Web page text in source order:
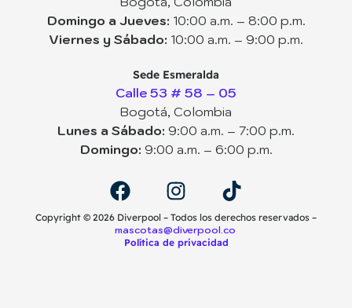
comportamiento
Colegio
Guardería por horas
Domingo a Jueves: 10:00 a.m. – 8:00 p.m.
Viernes y Sábado: 10:00 a.m. – 9:00 p.m.
Sede Esmeralda
Calle 53 # 58 – 05
Bogotá, Colombia
Lunes a Sábado: 9:00 a.m. – 7:00 p.m.
Domingo: 9:00 a.m. – 6:00 p.m.
Copyright ©️ 2026 Diverpool – Todos los derechos reservados –
mascotas@diverpool.co
Política de privacidad